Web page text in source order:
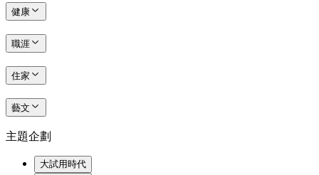
健康
職涯
住家
藝文
主題企劃
大試用時代